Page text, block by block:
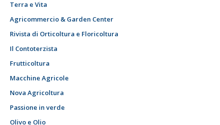
Terra e Vita
Agricommercio & Garden Center
Rivista di Orticoltura e Floricoltura
Il Contoterzista
Frutticoltura
Macchine Agricole
Nova Agricoltura
Passione in verde
Olivo e Olio